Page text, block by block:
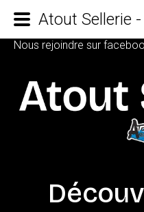
Nous rejoindre sur
Atout Sellerie